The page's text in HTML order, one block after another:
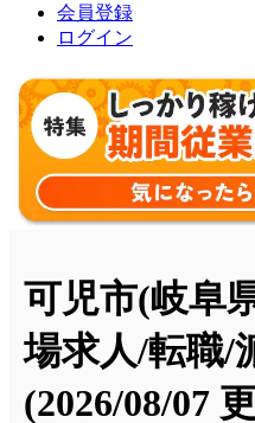
会員登録
ログイン
可児市(岐阜
場求人/転職/
(2026/08/07